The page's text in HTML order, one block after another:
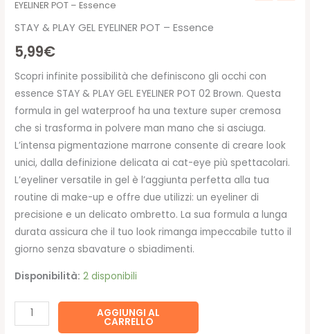
EYELINER POT – Essence
STAY & PLAY GEL EYELINER POT – Essence
5,99€
Scopri infinite possibilità che definiscono gli occhi con
essence STAY & PLAY GEL EYELINER POT 02 Brown. Questa
formula in gel waterproof ha una texture super cremosa
che si trasforma in polvere man mano che si asciuga.
L’intensa pigmentazione marrone consente di creare look
unici, dalla definizione delicata ai cat-eye più spettacolari.
L’eyeliner versatile in gel è l’aggiunta perfetta alla tua
routine di make-up e offre due utilizzi: un eyeliner di
precisione e un delicato ombretto. La sua formula a lunga
durata assicura che il tuo look rimanga impeccabile tutto il
giorno senza sbavature o sbiadimenti.
Disponibilità: 2 disponibili
STAY
&
AGGIUNGI AL
CARRELLO